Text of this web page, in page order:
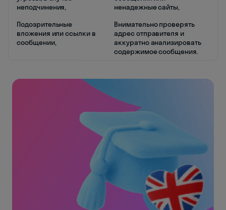
неподчинения,
ненадежные сайты,
Подозрительные
вложения или ссылки в
сообщении,
Внимательно проверять
адрес отправителя и
аккуратно анализировать
содержимое сообщения.